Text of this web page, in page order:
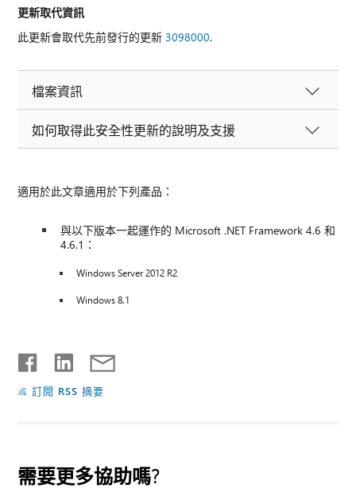
更新取代資訊
此更新會取代先前發行的更新3098000.
檔案資訊
如何取得此安全性更新的說明及支援
適用於此文章適用於下列產品：
與以下版本一起運作的 Microsoft .NET Framework 4.6 和
4.6.1：
Windows Server 2012 R2
Windows 8.1
訂閱 RSS 摘要
需要更多協助嗎?